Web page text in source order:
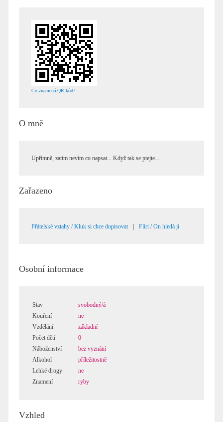
Co znamená QR kód?
O mně
Upřímně, zatím nevím co napsat... Když tak se ptejte...
Zařazeno
Přátelské vztahy / Kluk si chce dopisovat Flirt / On hledá ji
Osobní informace
Stav
svobodný/á
Kouření
ne
Vzdělání
základní
Počet dětí
0
Náboženství
bez vyznání
Alkohol
příležitostně
Lehké drogy
ne
Znamení
ryby
Vzhled